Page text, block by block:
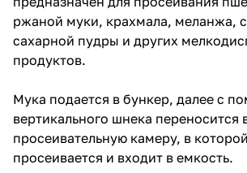
ржаной муки, крахмала, меланжа,
сахарной пудры и других
продуктов.
Мука подается в бункер, далее с
вертикального шнека переносится
просеивательную камеру, в
просеивается и входит в емкость.